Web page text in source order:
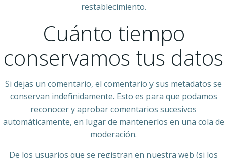
restablecimiento.
Cuánto tiempo
conservamos tus datos
Si dejas un comentario, el comentario y sus metadatos se
conservan indefinidamente. Esto es para que podamos
reconocer y aprobar comentarios sucesivos
automáticamente, en lugar de mantenerlos en una cola de
moderación.
De los usuarios que se registran en nuestra web (si los